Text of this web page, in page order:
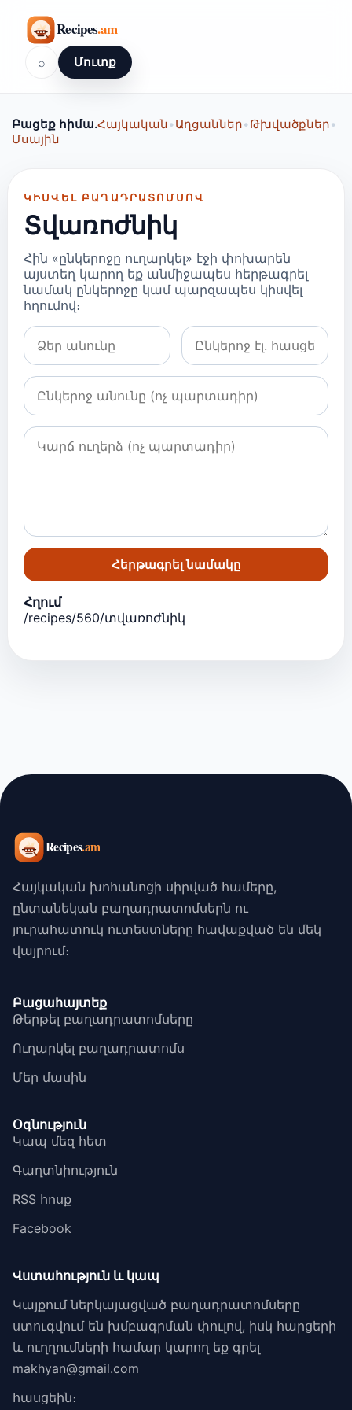
⌕ Մուտք
Բացեք հիմա.Հայկական•Աղցաններ•Թխվածքներ•
Մսային
ԿԻՍՎԵԼ ԲԱՂԱԴՐԱՏՈՄՍՈՎ
Տվառոժնիկ
Հին «ընկերոջը ուղարկել» էջի փոխարեն
այստեղ կարող եք անմիջապես հերթագրել
նամակ ընկերոջը կամ պարզապես կիսվել
հղումով։
Հերթագրել նամակը
Հղում
/recipes/560/տվառոժնիկ
Հայկական խոհանոցի սիրված համերը,
ընտանեկան բաղադրատոմսերն ու
յուրահատուկ ուտեստները հավաքված են մեկ
վայրում։
Բացահայտեք
Թերթել բաղադրատոմսերը
Ուղարկել բաղադրատոմս
Մեր մասին
Օգնություն
Կապ մեզ հետ
Գաղտնիություն
RSS հոսք
Facebook
Վստահություն և կապ
Կայքում ներկայացված բաղադրատոմսերը
ստուգվում են խմբագրման փուլով, իսկ հարցերի
և ուղղումների համար կարող եք գրել
makhyan@gmail.com
հասցեին։